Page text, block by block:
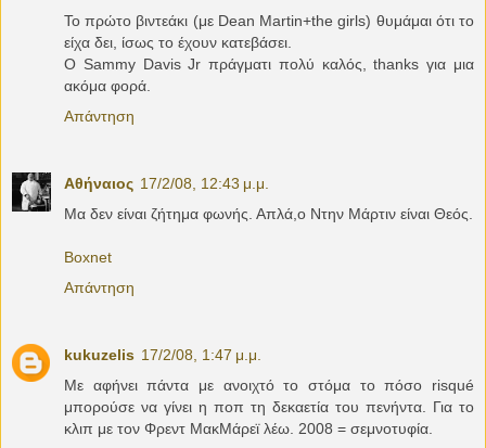
Το πρώτο βιντεάκι (με Dean Martin+the girls) θυμάμαι ότι το
είχα δει, ίσως το έχουν κατεβάσει.
Ο Sammy Davis Jr πράγματι πολύ καλός, thanks για μια
ακόμα φορά.
Απάντηση
Αθήναιος 17/2/08, 12:43 μ.μ.
Μα δεν είναι ζήτημα φωνής. Απλά,ο Ντην Μάρτιν είναι Θεός.
Boxnet
Απάντηση
kukuzelis 17/2/08, 1:47 μ.μ.
Με αφήνει πάντα με ανοιχτό το στόμα το πόσο risqué
μπορούσε να γίνει η ποπ τη δεκαετία του πενήντα. Για το
κλιπ με τον Φρεντ ΜακΜάρεϊ λέω. 2008 = σεμνοτυφία.